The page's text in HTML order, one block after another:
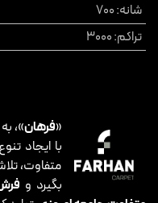
شانه:
700
تراکم:
3000
«فرهان»،
با ایجاد
متفاوت،
بگیرد و